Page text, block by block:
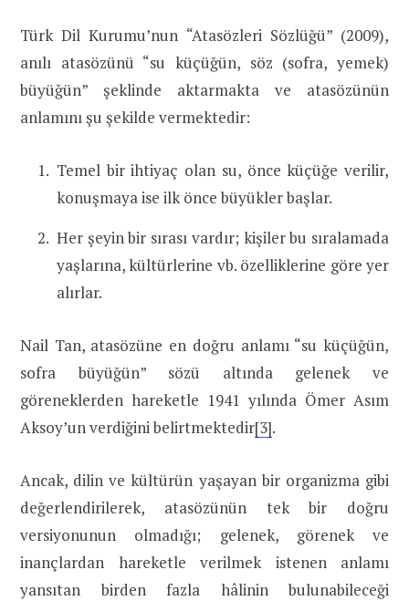
Türk Dil Kurumu’nun “Atasözleri Sözlüğü” (2009),
anılı atasözünü “su küçüğün, söz (sofra, yemek)
büyüğün” şeklinde aktarmakta ve atasözünün
anlamını şu şekilde vermektedir:
Temel bir ihtiyaç olan su, önce küçüğe verilir,
konuşmaya ise ilk önce büyükler başlar.
Her şeyin bir sırası vardır; kişiler bu sıralamada
yaşlarına, kültürlerine vb. özelliklerine göre yer
alırlar.
Nail Tan, atasözüne en doğru anlamı “su küçüğün,
sofra büyüğün” sözü altında gelenek ve
göreneklerden hareketle 1941 yılında Ömer Asım
Aksoy’un verdiğini belirtmektedir[3].
Ancak, dilin ve kültürün yaşayan bir organizma gibi
değerlendirilerek, atasözünün tek bir doğru
versiyonunun olmadığı; gelenek, görenek ve
inançlardan hareketle verilmek istenen anlamı
yansıtan birden fazla hâlinin bulunabileceği